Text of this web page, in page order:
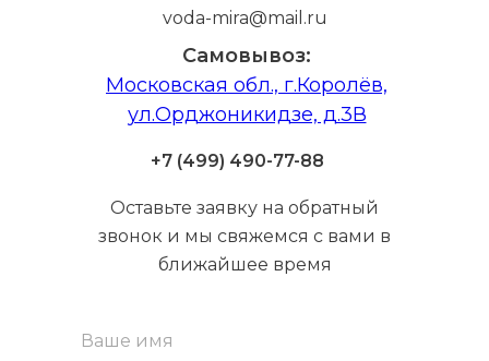
Оставьте заявку на обратный
звонок и мы свяжемся с вами в
ближайшее время
voda-mira@mail.ru
+7 (499) 490-77-88
Самовывоз:
Московская обл., г.Королёв,
ул.Орджоникидзе, д.3В